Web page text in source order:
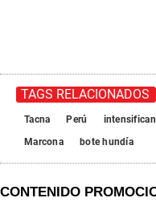
TAGS RELACIONADOS
Tacna Perú intensifican
Marcona
bote hundía